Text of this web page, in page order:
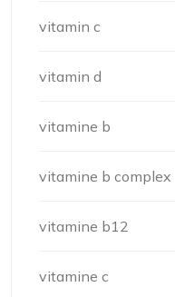
vitamin c
vitamin d
vitamine b
vitamine b complex
vitamine b12
vitamine c